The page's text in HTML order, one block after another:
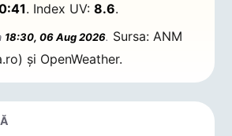
. Index UV:8.6.
18:30, 06 Aug 2026. Sursa: ANM
și OpenWeather.